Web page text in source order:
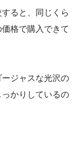
ると、同じくら
格で購入できて
ジャスな光沢の
かりしているの